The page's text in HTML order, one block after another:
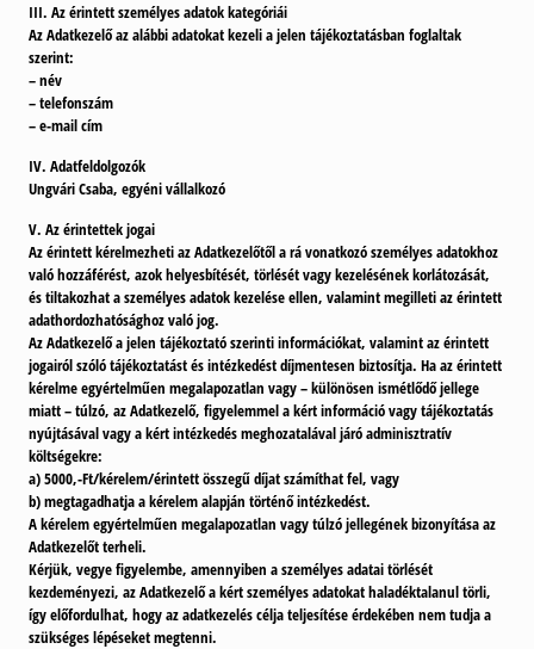
III. Az érintett személyes adatok kategóriái
Az Adatkezelő az alábbi adatokat kezeli a jelen tájékoztatásban foglaltak
szerint:
– név
– telefonszám
– e-mail cím
IV. Adatfeldolgozók
Ungvári Csaba, egyéni vállalkozó
V. Az érintettek jogai
Az érintett kérelmezheti az Adatkezelőtől a rá vonatkozó személyes adatokhoz
való hozzáférést, azok helyesbítését, törlését vagy kezelésének korlátozását,
és tiltakozhat a személyes adatok kezelése ellen, valamint megilleti az érintett
adathordozhatósághoz való jog.
Az Adatkezelő a jelen tájékoztató szerinti információkat, valamint az érintett
jogairól szóló tájékoztatást és intézkedést díjmentesen biztosítja. Ha az érintett
kérelme egyértelműen megalapozatlan vagy – különösen ismétlődő jellege
miatt – túlzó, az Adatkezelő, figyelemmel a kért információ vagy tájékoztatás
nyújtásával vagy a kért intézkedés meghozatalával járó adminisztratív
költségekre:
a) 5000,-Ft/kérelem/érintett összegű díjat számíthat fel, vagy
b) megtagadhatja a kérelem alapján történő intézkedést.
A kérelem egyértelműen megalapozatlan vagy túlzó jellegének bizonyítása az
Adatkezelőt terheli.
Kérjük, vegye figyelembe, amennyiben a személyes adatai törlését
kezdeményezi, az Adatkezelő a kért személyes adatokat haladéktalanul törli,
így előfordulhat, hogy az adatkezelés célja teljesítése érdekében nem tudja a
szükséges lépéseket megtenni.